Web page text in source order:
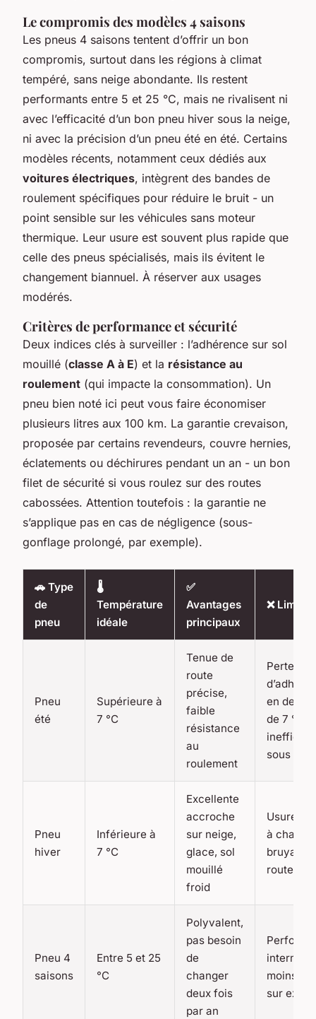
Le compromis des modèles 4 saisons
Les pneus 4 saisons tentent d’offrir un bon
compromis, surtout dans les régions à climat
tempéré, sans neige abondante. Ils restent
performants entre 5 et 25 °C, mais ne rivalisent ni
avec l’efficacité d’un bon pneu hiver sous la neige,
ni avec la précision d’un pneu été en été. Certains
modèles récents, notamment ceux dédiés aux
voitures électriques, intègrent des bandes de
roulement spécifiques pour réduire le bruit - un
point sensible sur les véhicules sans moteur
thermique. Leur usure est souvent plus rapide que
celle des pneus spécialisés, mais ils évitent le
changement biannuel. À réserver aux usages
modérés.
Critères de performance et sécurité
Deux indices clés à surveiller : l’adhérence sur sol
mouillé (classe A à E) et la résistance au
roulement (qui impacte la consommation). Un
pneu bien noté ici peut vous faire économiser
plusieurs litres aux 100 km. La garantie crevaison,
proposée par certains revendeurs, couvre hernies,
éclatements ou déchirures pendant un an - un bon
filet de sécurité si vous roulez sur des routes
cabossées. Attention toutefois : la garantie ne
s’applique pas en cas de négligence (sous-
gonflage prolongé, par exemple).
🚗 Type
de
pneu
🌡️
Température
idéale
✅
Avantages
principaux
❌
Pneu
été
Supérieure à
7 °C
Tenue de
route
précise,
faible
résistance
au
roulement
Perte
en
de 7 °C,
sous la
Pneu
hiver
Inférieure à
7 °C
Excellente
accroche
sur neige,
glace, sol
mouillé
froid
Usure
à chaud,
bruyant
route
Pneu 4
saisons
Entre 5 et 25
°C
Polyvalent,
pas besoin
de
changer
deux fois
par an
moins
sur